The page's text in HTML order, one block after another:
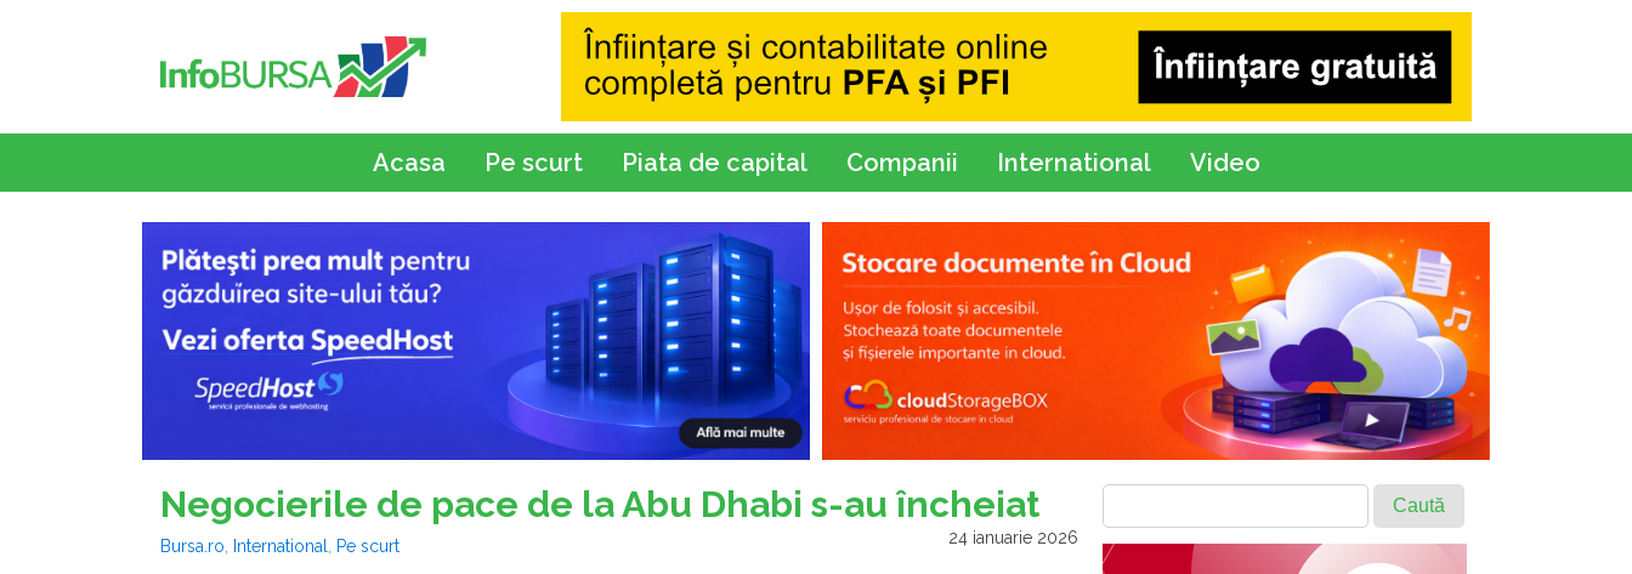
Acasa Pe scurt Piata de capital Companii International Video
Negocierile de pace de la Abu Dhabi s-au încheiat
Bursa.ro International Pe scurt 24 ianuarie 2026